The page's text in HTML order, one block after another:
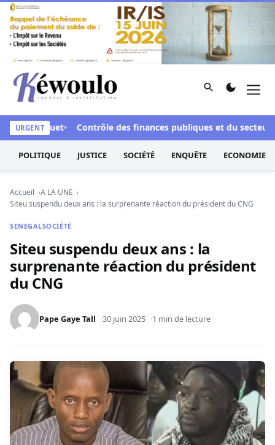
Aller au contenu
Kéwoulo, le premier site d'information et d'investigation
Rechercher
URGENT
le parquet Contrôle des finances publiques et du secteur
POLITIQUE JUSTICE SOCIÉTÉ ENQUÊTE ECONOMIE
Accueil
A LA UNE
Siteu suspendu deux ans : la surprenante réaction du président du CNG
SENEGALSOCIÉTÉ
Siteu suspendu deux ans : la
surprenante réaction du président
du CNG
Pape Gaye Tall 30 juin 2025 1 min de lecture